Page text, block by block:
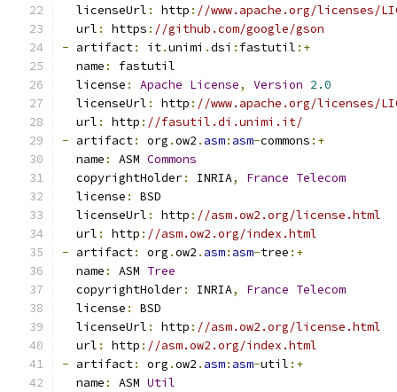
  licenseUrl
: http : //www.apache.org/licenses/
  url
: https : //github.com/google/gson
- artifact: it.unimi .dsi : fastutil :+
  name
:
fastutil
  license
: Apache License, Version 2.0
  licenseUrl
: http : //www.apache.org/licenses/
  url
: http : //fasutil.di.unimi.it/
- artifact: org .ow2 . asm: asm-commons :+
  name
: ASM Commons
  copyrightHolder
: INRIA, France Telecom
  license
:
BSD
  licenseUrl
: http : //asm.ow2.org/license.html
  url
: http : //asm.ow2.org/index.html
- artifact: org .ow2 . asm: asm-tree :+
  name
: ASM Tree
  copyrightHolder
: INRIA, France Telecom
  license
:
BSD
  licenseUrl
: http : //asm.ow2.org/license.html
  url
: http : //asm.ow2.org/index.html
- artifact: org .ow2 . asm: asm-util :+
  name
: ASM Util